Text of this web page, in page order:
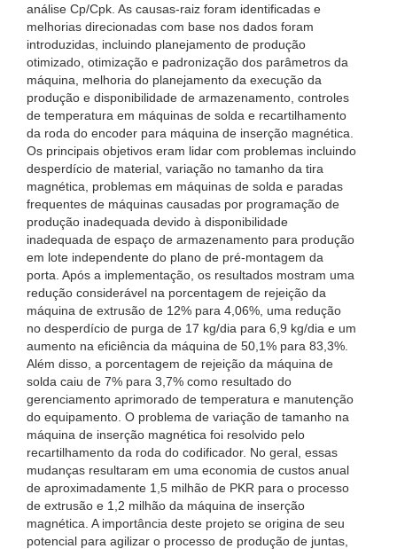
análise Cp/Cpk. As causas-raiz foram identificadas e
melhorias direcionadas com base nos dados foram
introduzidas, incluindo planejamento de produção
otimizado, otimização e padronização dos parâmetros da
máquina, melhoria do planejamento da execução da
produção e disponibilidade de armazenamento, controles
de temperatura em máquinas de solda e recartilhamento
da roda do encoder para máquina de inserção magnética.
Os principais objetivos eram lidar com problemas incluindo
desperdício de material, variação no tamanho da tira
magnética, problemas em máquinas de solda e paradas
frequentes de máquinas causadas por programação de
produção inadequada devido à disponibilidade
inadequada de espaço de armazenamento para produção
em lote independente do plano de pré-montagem da
porta. Após a implementação, os resultados mostram uma
redução considerável na porcentagem de rejeição da
máquina de extrusão de 12% para 4,06%, uma redução
no desperdício de purga de 17 kg/dia para 6,9 kg/dia e um
aumento na eficiência da máquina de 50,1% para 83,3%.
Além disso, a porcentagem de rejeição da máquina de
solda caiu de 7% para 3,7% como resultado do
gerenciamento aprimorado de temperatura e manutenção
do equipamento. O problema de variação de tamanho na
máquina de inserção magnética foi resolvido pelo
recartilhamento da roda do codificador. No geral, essas
mudanças resultaram em uma economia de custos anual
de aproximadamente 1,5 milhão de PKR para o processo
de extrusão e 1,2 milhão da máquina de inserção
magnética. A importância deste projeto se origina de seu
potencial para agilizar o processo de produção de juntas,